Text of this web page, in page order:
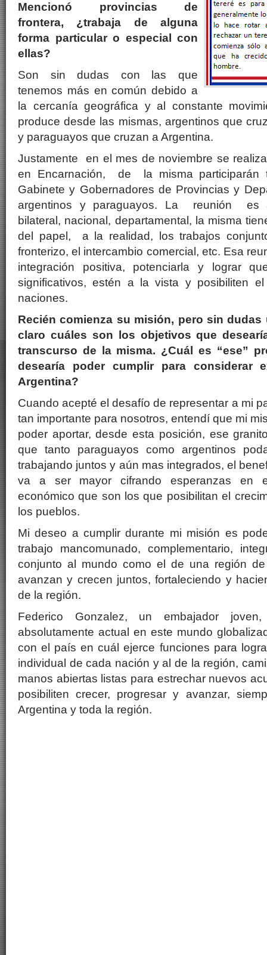
Mencionó provincias de
frontera, ¿trabaja de alguna
forma particular o especial con
ellas?
Son sin dudas con las que
tenemos más en común debido a
la cercanía geográfica y al constante
produce desde las mismas, argentinos que
y paraguayos que cruzan a Argentina.
Justamente en el mes de noviembre se
en Encarnación, de la misma participarán
Gabinete y Gobernadores de Provincias y
argentinos y paraguayos. La reunión es
bilateral, nacional, departamental, la misma
del papel, a la realidad, los trabajos
fronterizo, el intercambio comercial, etc. Esa
integración positiva, potenciarla y lograr
significativos, estén a la vista y posibiliten
naciones.
Recién comienza su misión, pero sin dudas
claro cuáles son los objetivos que
transcurso de la misma. ¿Cuál es “ese”
desearía poder cumplir para considerar
Argentina?
Cuando acepté el desafío de representar a mi
tan importante para nosotros, entendí que mi
poder aportar, desde esta posición, ese
que tanto paraguayos como argentinos
trabajando juntos y aún mas integrados, el
va a ser mayor cifrando esperanzas en
económico que son los que posibilitan el
los pueblos.
Mi deseo a cumplir durante mi misión es
trabajo mancomunado, complementario,
conjunto al mundo como el de una región
avanzan y crecen juntos, fortaleciendo y
de la región.
Federico Gonzalez, un embajador
absolutamente actual en este mundo
con el país en cuál ejerce funciones para
individual de cada nación y al de la región,
manos abiertas listas para estrechar nuevos
posibiliten crecer, progresar y avanzar,
Argentina y toda la región.